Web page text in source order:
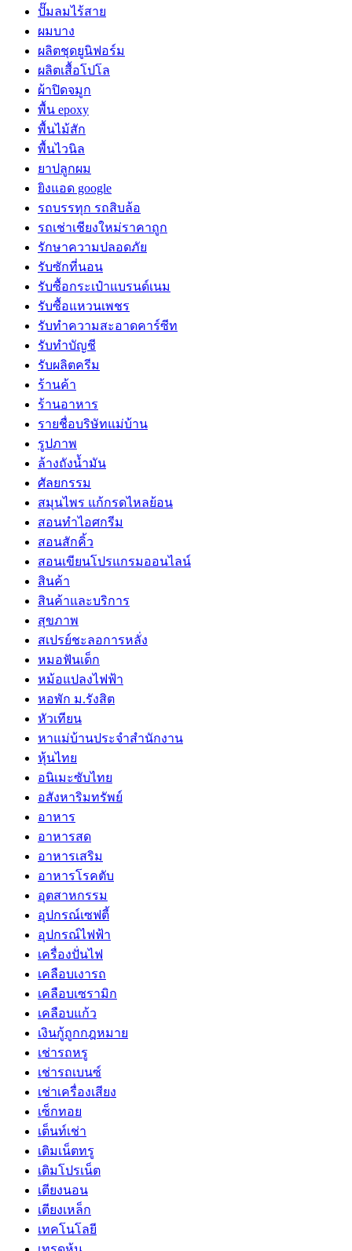
ปั๊มลมไร้สาย
ผมบาง
ผลิตชุดยูนิฟอร์ม
ผลิตเสื้อโปโล
ผ้าปิดจมูก
พื้น epoxy
พื้นไม้สัก
พื้นไวนิล
ยาปลูกผม
ยิงแอด google
รถบรรทุก รถสิบล้อ
รถเช่าเชียงใหม่ราคาถูก
รักษาความปลอดภัย
รับซักที่นอน
รับซื้อกระเป๋าแบรนด์เนม
รับซื้อแหวนเพชร
รับทำความสะอาดคาร์ซีท
รับทำบัญชี
รับผลิตครีม
ร้านค้า
ร้านอาหาร
รายชื่อบริษัทแม่บ้าน
รูปภาพ
ล้างถังน้ำมัน
ศัลยกรรม
สมุนไพร แก้กรดไหลย้อน
สอนทำไอศกรีม
สอนสักคิ้ว
สอนเขียนโปรแกรมออนไลน์
สินค้า
สินค้าและบริการ
สุขภาพ
สเปรย์ชะลอการหลั่ง
หมอฟันเด็ก
หม้อแปลงไฟฟ้า
หอพัก ม.รังสิต
หัวเทียน
หาแม่บ้านประจำสำนักงาน
หุ้นไทย
อนิเมะซับไทย
อสังหาริมทรัพย์
อาหาร
อาหารสด
อาหารเสริม
อาหารโรคตับ
อุตสาหกรรม
อุปกรณ์เซฟตี้
อุปกรณ์ไฟฟ้า
เครื่องปั่นไฟ
เคลือบเงารถ
เคลือบเซรามิก
เคลือบแก้ว
เงินกู้ถูกกฎหมาย
เช่ารถหรู
เช่ารถเบนซ์
เช่าเครื่องเสียง
เซ็กทอย
เต็นท์เช่า
เติมเน็ตทรู
เติมโปรเน็ต
เตียงนอน
เตียงเหล็ก
เทคโนโลยี